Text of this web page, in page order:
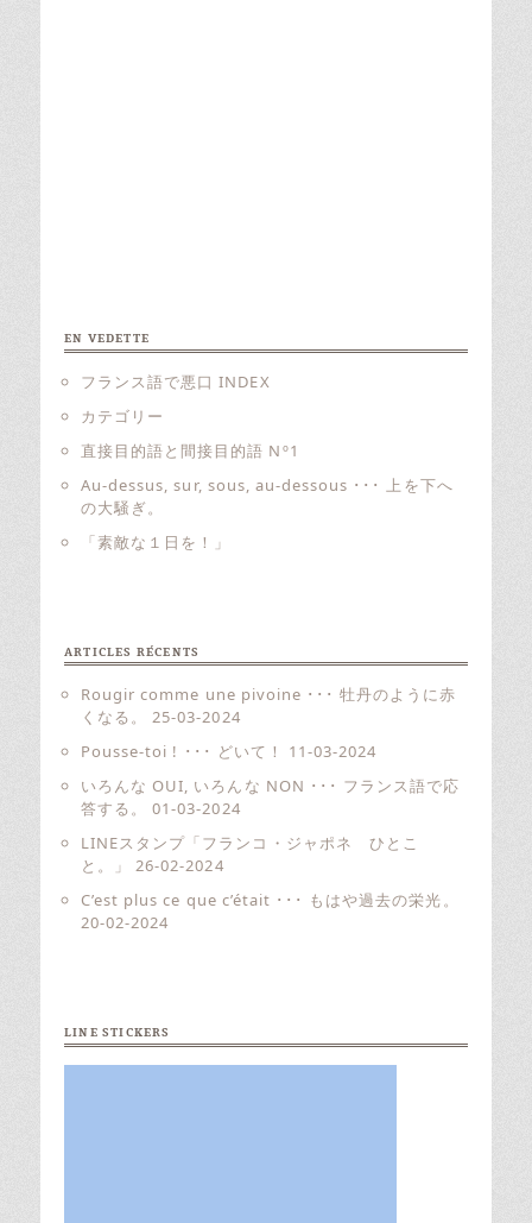
EN VEDETTE
フランス語で悪口 INDEX
カテゴリー
直接目的語と間接目的語 Nº1
Au-dessus, sur, sous, au-dessous ･･･ 上を下へ
の大騒ぎ。
「素敵な１日を！」
ARTICLES RÉCENTS
Rougir comme une pivoine ･･･ 牡丹のように赤
くなる。
25-03-2024
Pousse-toi ! ･･･ どいて！
11-03-2024
いろんな OUI, いろんな NON ･･･ フランス語で応
答する。
01-03-2024
LINEスタンプ「フランコ・ジャポネ ひとこ
と。」
26-02-2024
C’est plus ce que c’était ･･･ もはや過去の栄光。
20-02-2024
LINE STICKERS